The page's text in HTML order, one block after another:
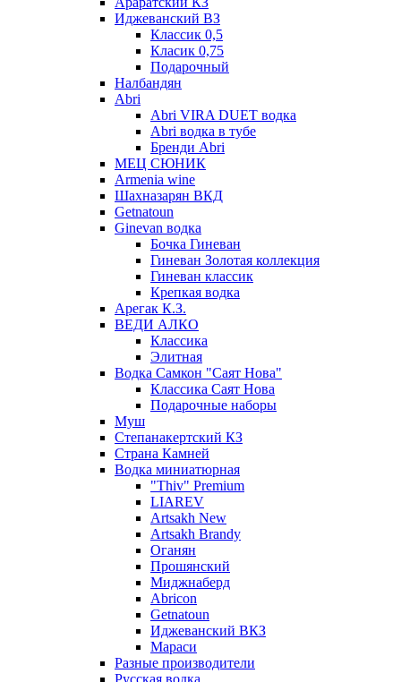
Иджеванский ВЗ
Классик 0,5
Класик 0,75
Подарочный
Налбандян
Abri
Abri VIRA DUET водка
Abri водка в тубе
Бренди Abri
МЕЦ СЮНИК
Armenia wine
Шахназарян ВКД
Getnatoun
Ginevan водка
Бочка Гиневан
Гиневан Золотая коллекция
Гиневан классик
Крепкая водка
Арегак К.З.
ВЕДИ АЛКО
Классика
Элитная
Водка Самкон "Саят Нова"
Классика Саят Нова
Подарочные наборы
Муш
Степанакертский КЗ
Страна Камней
Водка миниатюрная
"Thiv" Premium
LIAREV
Artsakh New
Artsakh Brandy
Оганян
Прошянский
Миджнаберд
Abricon
Getnatoun
Иджеванский ВКЗ
Мараси
Разные производители
Русская водка